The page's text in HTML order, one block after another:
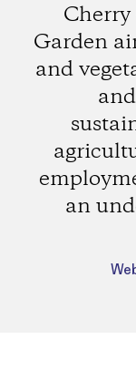
Garden
and
an